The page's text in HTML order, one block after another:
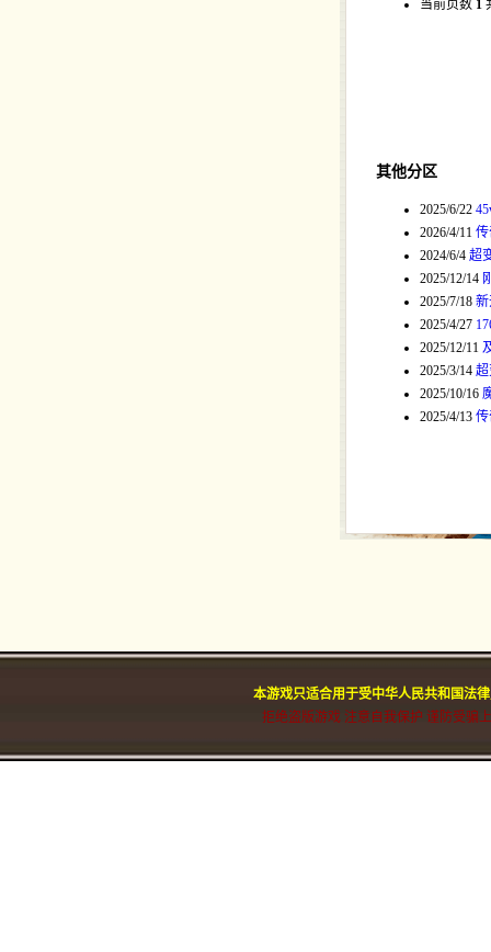
当前页数 1
其他分区
2025/6/22
2026/4/11
2024/6/4 超
2025/12/14
2025/7/18 新
2025/4/27
2025/12/11
2025/3/14
2025/10/16
2025/4/13 传
本游戏只适合用于受中华人民共和国法
拒绝盗版游戏 注意自我保护 谨防受骗